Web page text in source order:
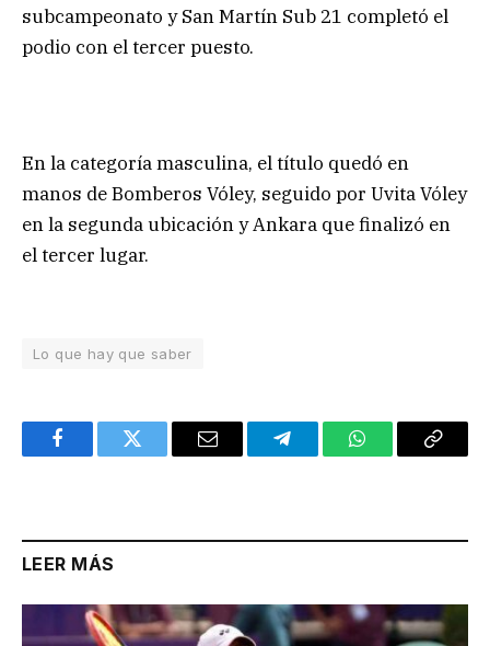
subcampeonato y San Martín Sub 21 completó el
podio con el tercer puesto.
En la categoría masculina, el título quedó en
manos de Bomberos Vóley, seguido por Uvita Vóley
en la segunda ubicación y Ankara que finalizó en
el tercer lugar.
Lo que hay que saber
FacebookTwitter Email TelegramWhatsAppCopy
LEER MÁS